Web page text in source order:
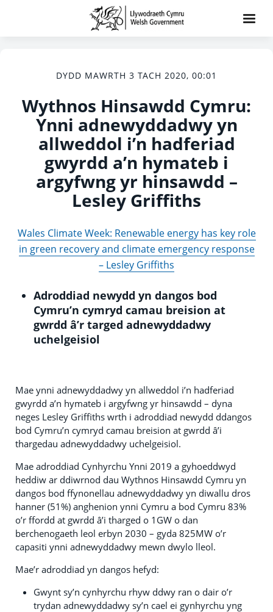
DYDD MAWRTH 3 TACH 2020, 00:01
Wythnos Hinsawdd Cymru:
Ynni adnewyddadwy yn
allweddol i’n hadferiad
gwyrdd a’n hymateb i
argyfwng yr hinsawdd –
Lesley Griffiths
Wales Climate Week: Renewable energy has key role
in green recovery and climate emergency response
– Lesley Griffiths
Adroddiad newydd yn dangos bod
Cymru’n cymryd camau breision at
gwrdd â’r targed adnewyddadwy
uchelgeisiol
Mae ynni adnewyddadwy yn allweddol i’n hadferiad
gwyrdd a’n hymateb i argyfwng yr hinsawdd – dyna
neges Lesley Griffiths wrth i adroddiad newydd ddangos
bod Cymru’n cymryd camau breision at gwrdd â’i
thargedau adnewyddadwy uchelgeisiol.
Mae adroddiad Cynhyrchu Ynni 2019 a gyhoeddwyd
heddiw ar ddiwrnod dau Wythnos Hinsawdd Cymru yn
dangos bod ffynonellau adnewyddadwy yn diwallu dros
hanner (51%) anghenion ynni Cymru a bod Cymru 83%
o’r ffordd at gwrdd â’i tharged o 1GW o dan
berchenogaeth leol erbyn 2030 – gyda 825MW o’r
capasiti ynni adnewyddadwy mewn dwylo lleol.
Mae’r adroddiad yn dangos hefyd:
Gwynt sy’n cynhyrchu rhyw ddwy ran o dair o’r
trydan adnewyddadwy sy’n cael ei gynhyrchu yng